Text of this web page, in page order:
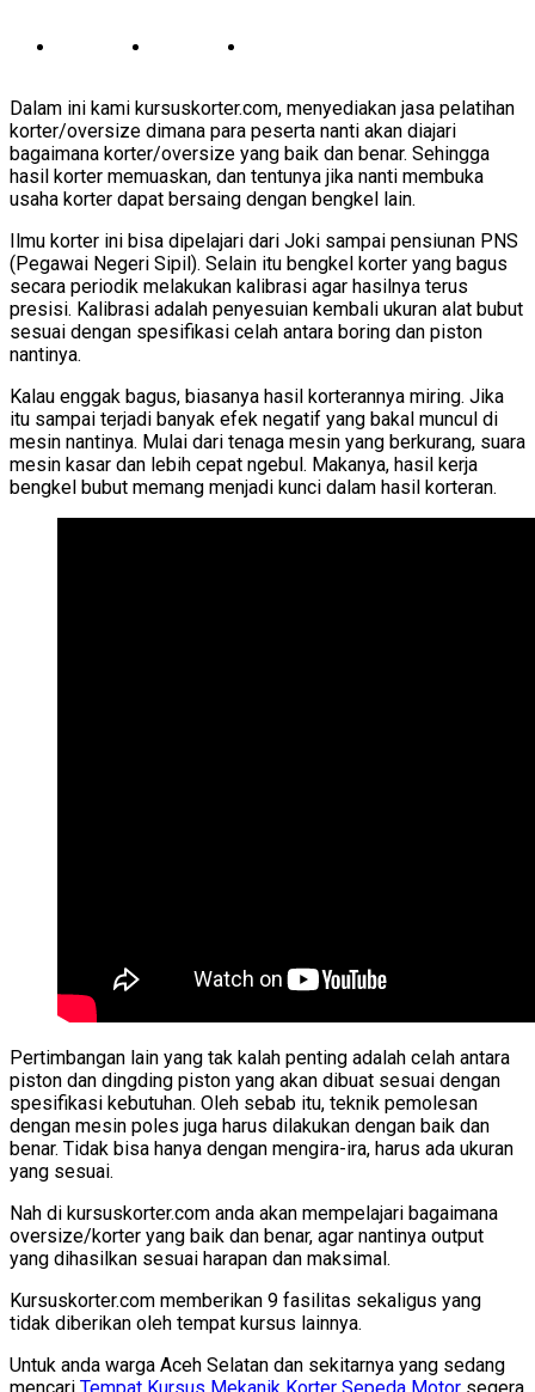
Dalam ini kami kursuskorter.com, menyediakan jasa pelatihan
korter/oversize dimana para peserta nanti akan diajari
bagaimana korter/oversize yang baik dan benar. Sehingga
hasil korter memuaskan, dan tentunya jika nanti membuka
usaha korter dapat bersaing dengan bengkel lain.
Ilmu korter ini bisa dipelajari dari Joki sampai pensiunan PNS
(Pegawai Negeri Sipil). Selain itu bengkel korter yang bagus
secara periodik melakukan kalibrasi agar hasilnya terus
presisi. Kalibrasi adalah penyesuian kembali ukuran alat bubut
sesuai dengan spesifikasi celah antara boring dan piston
nantinya.
Kalau enggak bagus, biasanya hasil korterannya miring. Jika
itu sampai terjadi banyak efek negatif yang bakal muncul di
mesin nantinya. Mulai dari tenaga mesin yang berkurang, suara
mesin kasar dan lebih cepat ngebul. Makanya, hasil kerja
bengkel bubut memang menjadi kunci dalam hasil korteran.
Pertimbangan lain yang tak kalah penting adalah celah antara
piston dan dingding piston yang akan dibuat sesuai dengan
spesifikasi kebutuhan. Oleh sebab itu, teknik pemolesan
dengan mesin poles juga harus dilakukan dengan baik dan
benar. Tidak bisa hanya dengan mengira-ira, harus ada ukuran
yang sesuai.
Nah di kursuskorter.com anda akan mempelajari bagaimana
oversize/korter yang baik dan benar, agar nantinya output
yang dihasilkan sesuai harapan dan maksimal.
Kursuskorter.com memberikan 9 fasilitas sekaligus yang
tidak diberikan oleh tempat kursus lainnya.
Untuk anda warga Aceh Selatan dan sekitarnya yang sedang